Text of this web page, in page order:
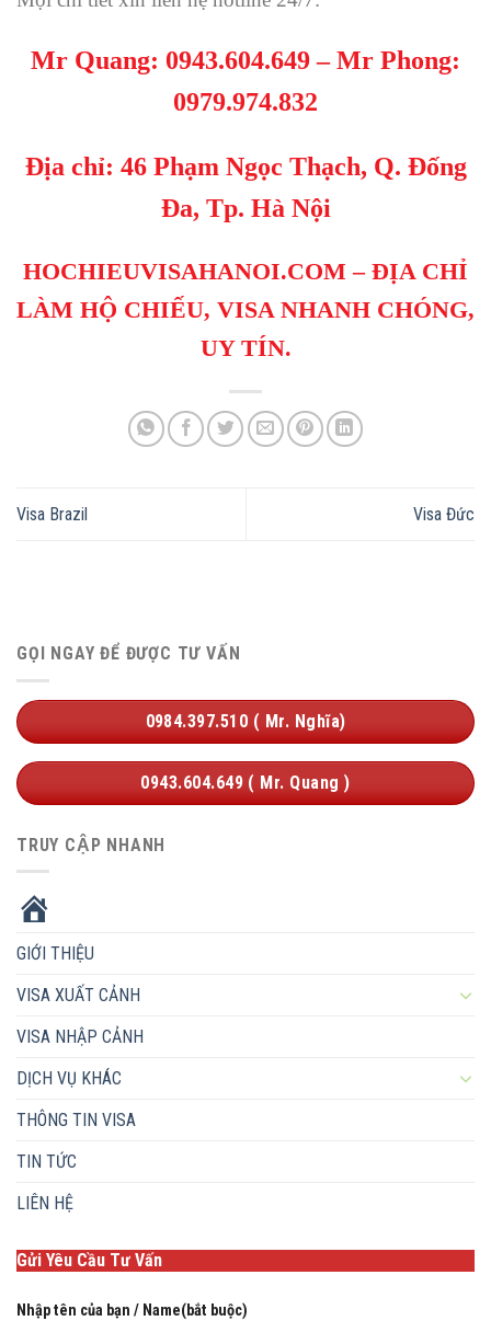
Mr Quang: 0943.604.649– Mr Phong:
0979.974.832
Địa chỉ: 46 Phạm Ngọc Thạch, Q. Đống
Đa, Tp. Hà Nội
HOCHIEUVISAHANOI.COM – ĐỊA CHỈ
LÀM HỘ CHIẾU, VISA NHANH CHÓNG,
UY TÍN.
Visa Brazil Visa Đức
GỌI NGAY ĐỂ ĐƯỢC TƯ VẤN
0984.397.510 ( Mr. Nghĩa)
0943.604.649 ( Mr. Quang )
TRUY CẬP NHANH
GIỚI THIỆU
VISA XUẤT CẢNH
VISA NHẬP CẢNH
DỊCH VỤ KHÁC
THÔNG TIN VISA
TIN TỨC
LIÊN HỆ
Gửi Yêu Cầu Tư Vấn
Nhập tên của bạn / Name(bắt buộc)